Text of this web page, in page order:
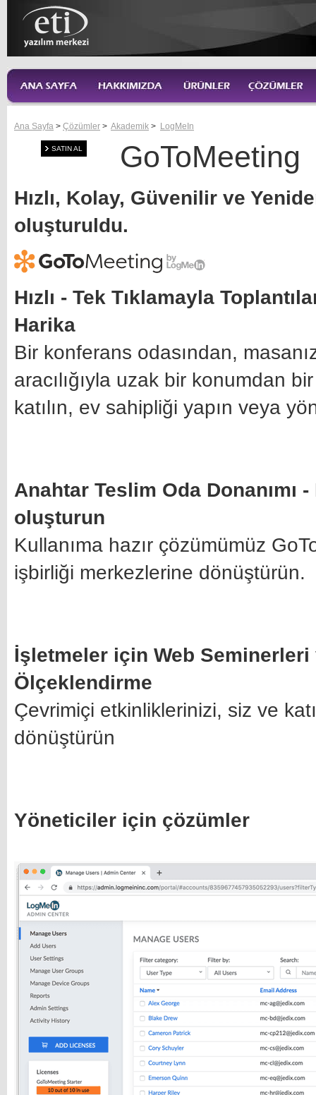
Ana Sayfa > Çözümler > Akademik > LogMeIn
SATIN AL GoToMeeting
Hızlı, Kolay, Güvenilir ve
oluşturuldu.
Hızlı - Tek Tıklamayla
Harika
Bir konferans odasından,
aracılığıyla uzak bir konumdan
katılın, ev sahipliği yapın veya
Anahtar Teslim Oda Donanımı -
oluşturun
Kullanıma hazır çözümümüz
işbirliği merkezlerine dönüştürün.
İşletmeler için Web
Ölçeklendirme
Çevrimiçi etkinliklerinizi, siz ve
dönüştürün
Yöneticiler için çözümler